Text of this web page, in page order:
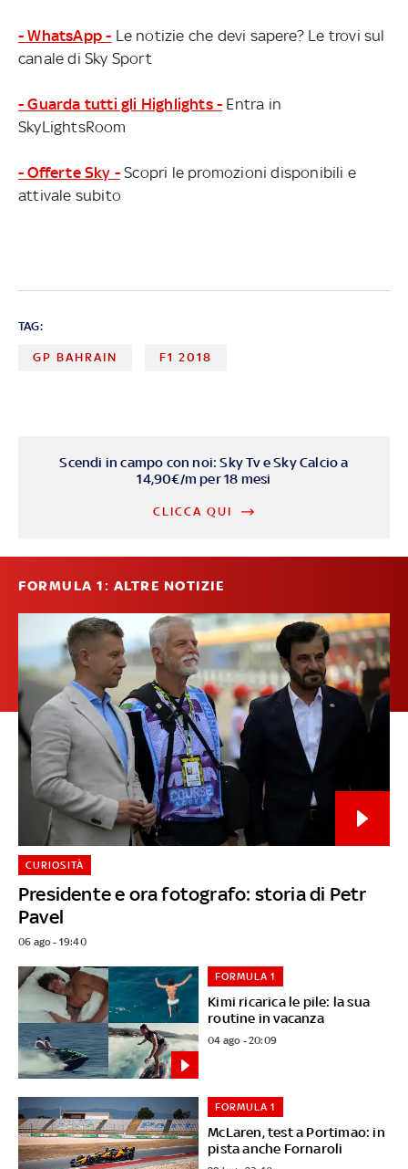
- WhatsApp - Le notizie che devi sapere? Le trovi sul
canale di Sky Sport
- Guarda tutti gli Highlights - Entra in
SkyLightsRoom
- Offerte Sky - Scopri le promozioni disponibili e
attivale subito
TAG:
GP BAHRAIN F1 2018
Scendi in campo con noi: Sky Tv e Sky Calcio a
14,90€/m per 18 mesi
CLICCA QUI
FORMULA 1: ALTRE NOTIZIE
Presidente e ora fotografo: storia di Petr
Pavel
CURIOSITÀ
06 ago - 19:40
Kimi ricarica le pile: la sua
routine in vacanza
FORMULA 1
04 ago - 20:09
McLaren, test a Portimao: in
pista anche Fornaroli
FORMULA 1